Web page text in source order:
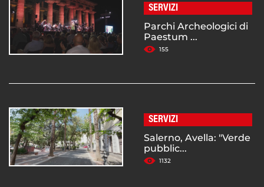
SERVIZI
Parchi Archeologici di
Paestum ...
155
SERVIZI
Salerno, Avella: "Verde
pubblic...
1132